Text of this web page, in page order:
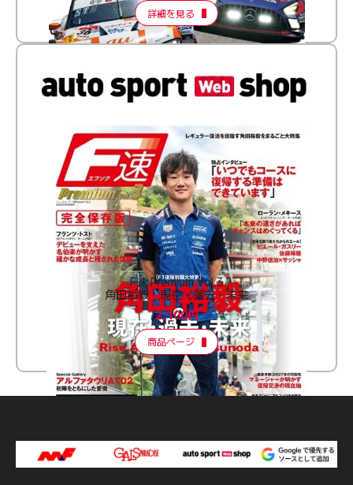
詳細を見る
F速 Premium Vol.3
角田裕毅 現在・過去・未来
2,100円
商品ページ